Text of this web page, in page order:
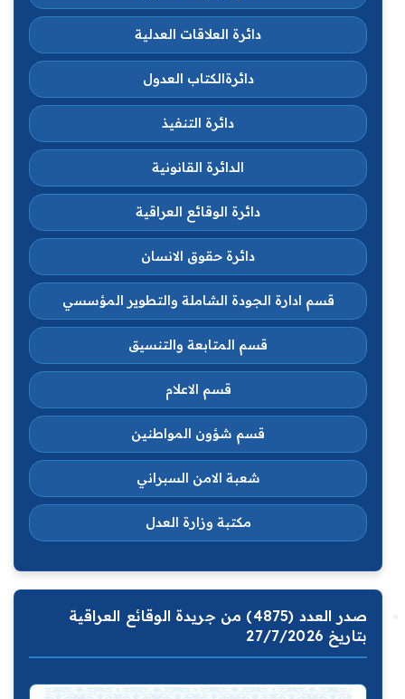
دائرة العلاقات العدلية
دائرةالكتاب العدول
دائرة التنفيذ
الدائرة القانونية
دائرة الوقائع العراقية
دائرة حقوق الانسان
قسم ادارة الجودة الشاملة والتطوير المؤسسي
قسم المتابعة والتنسيق
قسم الاعلام
قسم شؤون المواطنين
شعبة الامن السبراني
مكتبة وزارة العدل
صدر العدد (4875) من جريدة الوقائع العراقية
بتاريخ 27/7/2026